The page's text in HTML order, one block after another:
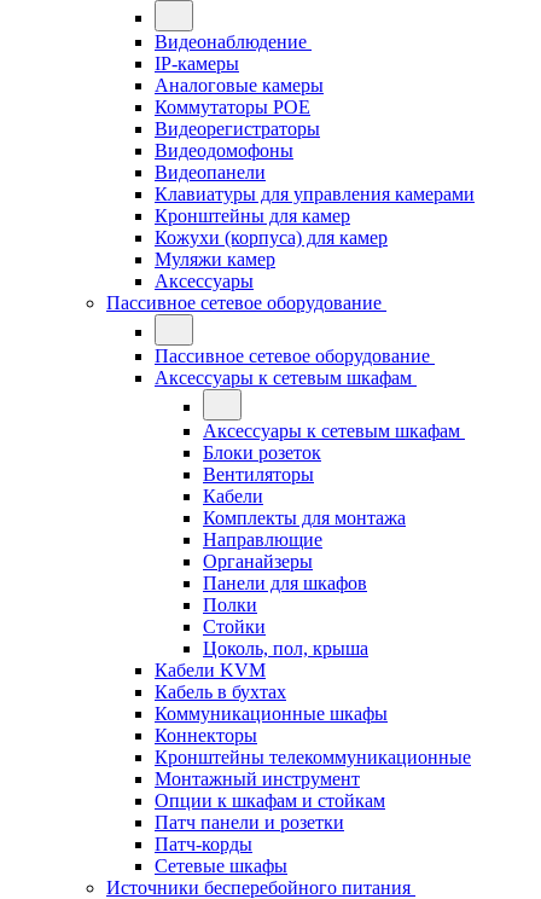
Видеонаблюдение
IP-камеры
Аналоговые камеры
Коммутаторы POE
Видеорегистраторы
Видеодомофоны
Видеопанели
Клавиатуры для управления камерами
Кронштейны для камер
Кожухи (корпуса) для камер
Муляжи камер
Аксессуары
Пассивное сетевое оборудование
Пассивное сетевое оборудование
Аксессуары к сетевым шкафам
Аксессуары к сетевым шкафам
Блоки розеток
Вентиляторы
Кабели
Комплекты для монтажа
Направлющие
Органайзеры
Панели для шкафов
Полки
Стойки
Цоколь, пол, крыша
Кабели KVM
Кабель в бухтах
Коммуникационные шкафы
Коннекторы
Кронштейны телекоммуникационные
Монтажный инструмент
Опции к шкафам и стойкам
Патч панели и розетки
Патч-корды
Сетевые шкафы
Источники бесперебойного питания